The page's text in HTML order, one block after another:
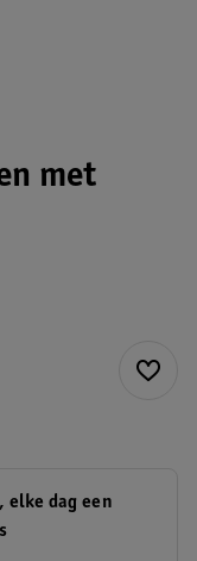
met
elke dag een